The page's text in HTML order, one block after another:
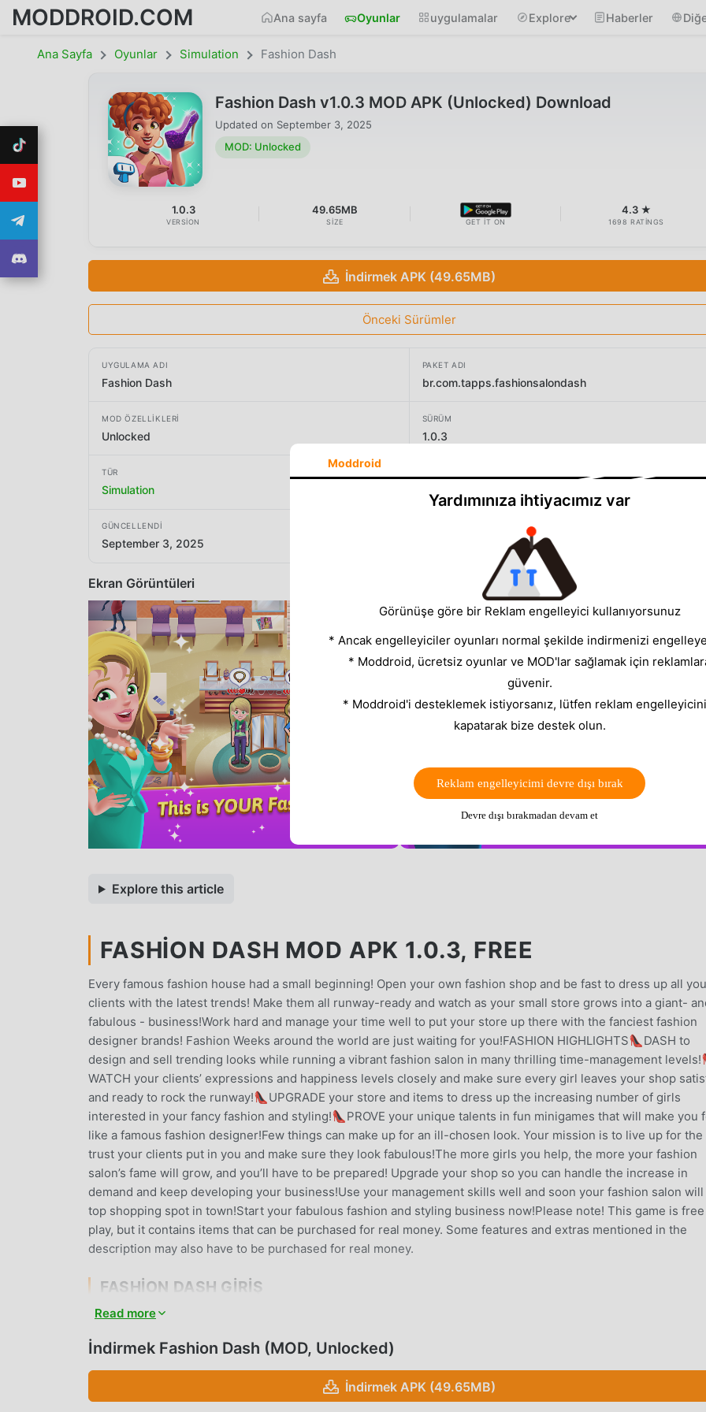
MODDROID.COM Ana sayfa Oyunlar uygulamalar Explore Haberler
Ana Sayfa Oyunlar Simulation Fashion Dash
Fashion Dash v1.0.3 MOD APK (Unlocked) Download
Updated on September 3, 2025
MOD: Unlocked
1.0.3
VERSION
49.65MB
SIZE GET IT ON
4.3 ★
1698 RATINGS
İndirmek APK (49.65MB)
Önceki Sürümler
UYGULAMA ADI
Fashion Dash
PAKET ADI
br.com.tapps.fashionsalondash
MOD ÖZELLIKLERI
Unlocked
SÜRÜM
1.0.3
TÜR
Simulation
GÜNCELLENDI
September 3, 2025
Ekran Görüntüleri
Explore this article
FASHION DASH MOD APK 1.0.3, FREE
Every famous fashion house had a small beginning! Open your own fashion shop and be fast to dress up all
clients with the latest trends! Make them all runway-ready and watch as your small store grows into a giant-
fabulous - business!Work hard and manage your time well to put your store up there with the fanciest fashion
designer brands! Fashion Weeks around the world are just waiting for you!FASHION HIGHLIGHTS👠DASH to
design and sell trending looks while running a vibrant fashion salon in many thrilling time-management
WATCH your clients’ expressions and happiness levels closely and make sure every girl leaves your shop
and ready to rock the runway!👠UPGRADE your store and items to dress up the increasing number of girls
interested in your fancy fashion and styling!👠PROVE your unique talents in fun minigames that will make you
like a famous fashion designer!Few things can make up for an ill-chosen look. Your mission is to live up for the
trust your clients put in you and make sure they look fabulous!The more girls you help, the more your fashion
salon’s fame will grow, and you’ll have to be prepared! Upgrade your shop so you can handle the increase in
demand and keep developing your business!Use your management skills well and soon your fashion salon will
top shopping spot in town!Start your fabulous fashion and styling business now!Please note! This game is
play, but it contains items that can be purchased for real money. Some features and extras mentioned in the
description may also have to be purchased for real money.
FASHION DASH GIRIŞ
Fashion Dash Son zamanlarda çok popüler bir simulation oyunu olarak, tüm dünyada simulation oyunlarını
istiyorsanız -- moddroid en iyi seçiminiz. moddroid size sadece Fashion Dash 1.0.3'ın en son sürümünü
olarak sunmakla kalmaz, aynı zamanda Freemodunu ücretsiz olarak sağlar, oyundaki tekrarlayan mekanik
kaydetmenize yardımcı olur, böylece odaklanabilirsiniz oyunun kendisinin getirdiği neşenin tadını çıkarmak
Read more
İndirmek Fashion Dash (MOD, Unlocked)
İndirmek APK (49.65MB)
Moddroid
Yardımınıza ihtiyacımız var
Görünüşe göre bir Reklam engelleyici kullanıyorsunuz
* Ancak engelleyiciler oyunları normal şekilde indirmenizi
* Moddroid, ücretsiz oyunlar ve MOD'lar sağlamak için
güvenir.
* Moddroid'i desteklemek istiyorsanız, lütfen reklam
kapatarak bize destek olun.
Reklam engelleyicimi devre dışı bırak
Devre dışı bırakmadan devam et